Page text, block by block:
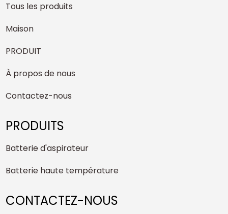
Tous les produits
Maison
PRODUIT
À propos de nous
Contactez-nous
PRODUITS
Batterie d'aspirateur
Batterie haute température
CONTACTEZ-NOUS